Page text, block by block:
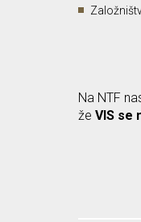
Na NTF
že VIS se